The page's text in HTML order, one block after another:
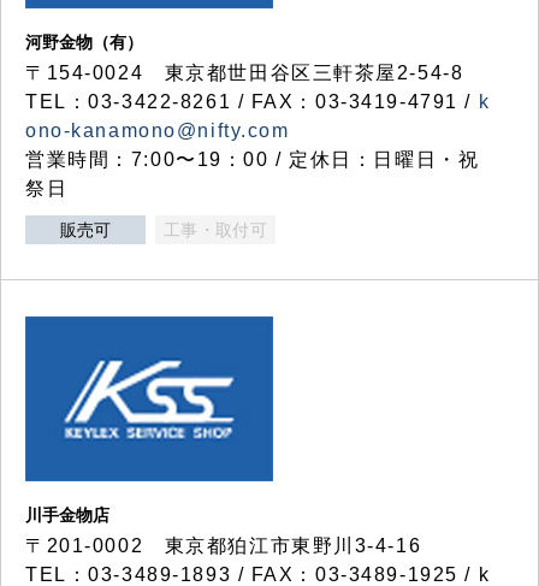
河野金物（有）
〒154-0024 東京都世田谷区三軒茶屋2-54-8
TEL：03-3422-8261 / FAX：03-3419-4791 / k
ono-kanamono@nifty.com
営業時間：7:00〜19：00 / 定休日：日曜日・祝
祭日
販売可 工事・取付可
川手金物店
〒201-0002 東京都狛江市東野川3-4-16
TEL：03-3489-1893 / FAX：03-3489-1925 / k